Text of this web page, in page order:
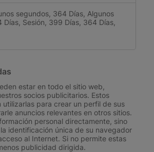
segundos, 364 Días, Algunos
Días, Sesión, 399 Días, 364 Días,
estar en todo el sitio web,
socios publicitarios. Estos
utilizarlas para crear un perfil de sus
anuncios relevantes en otros sitios.
personal directamente, sino
identificación única de su navegador
al Internet. Si no permite estas
publicidad dirigida.